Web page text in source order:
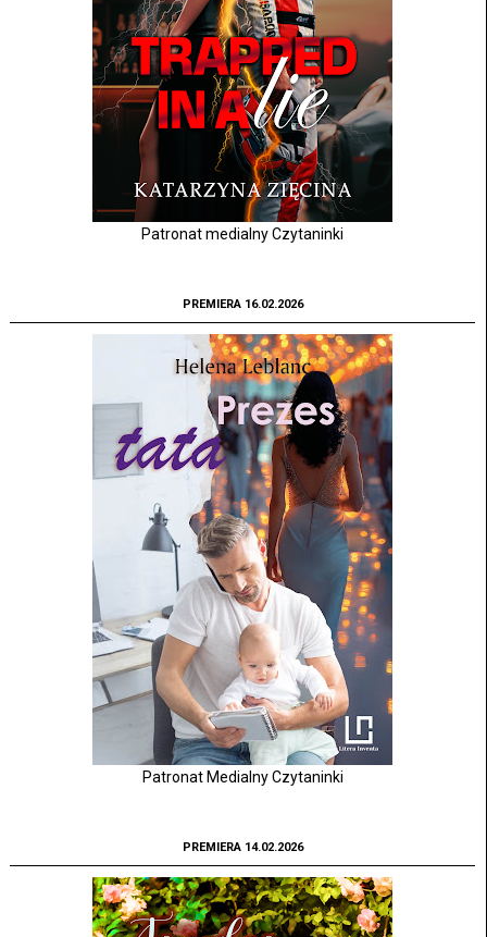
Patronat medialny Czytaninki
PREMIERA 16.02.2026
Patronat Medialny Czytaninki
PREMIERA 14.02.2026